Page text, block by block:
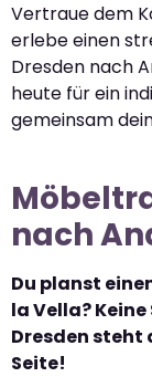
Vertraue dem
erlebe einen
Dresden nach
heute für ein
gemeinsam
nach
Du planst
la Vella?
Dresden steht
Seite!